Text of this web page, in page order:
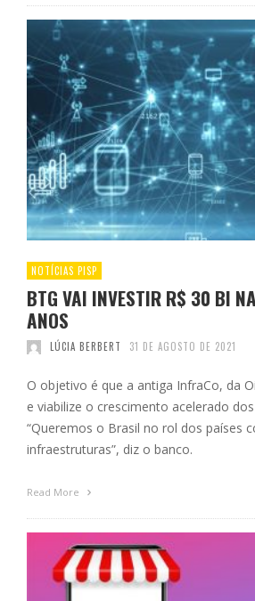
NOTÍCIAS PISP
BTG VAI INVESTIR R$ 30 BI
ANOS
LÚCIA BERBERT 31 DE AGOSTO DE 2021
O objetivo é que a antiga InfraCo, da
e viabilize o crescimento acelerado
“Queremos o Brasil no rol dos países
infraestruturas”, diz o banco.
Read More